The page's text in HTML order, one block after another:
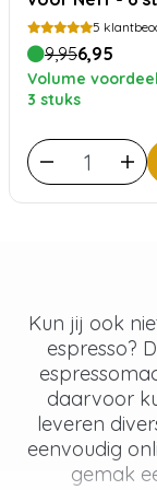
5
9,956,95
Volume
3 stuks
Kun jij ook
espresso?
daarvoor
leveren
eenvoudig
gemak